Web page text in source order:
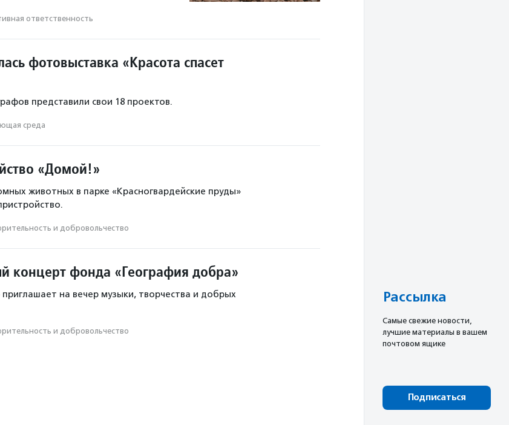
ответственность
фотовыставка «Красота спасет
представили свои 18 проектов.
среда
«Домой!»
животных в парке «Красногвардейские пруды»
и доброволь­чест­во
концерт фонда «География добра»
на вечер музыки, творчества и добрых
и доброволь­чест­во
Рассылка
Cамые свежие новости,
лучшие материалы в вашем
почтовом ящике
Подписаться